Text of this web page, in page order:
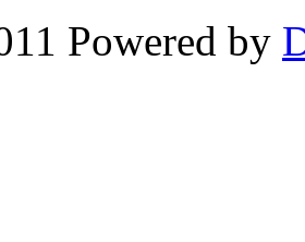
Powered by